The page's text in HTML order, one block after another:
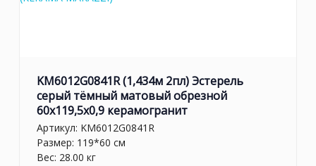
KM6012G0841R (1,434м 2пл) Эстерель
серый тёмный матовый обрезной
60x119,5x0,9 керамогранит
Артикул: KM6012G0841R
Размер: 119*60 см
Вес: 28.00 кг